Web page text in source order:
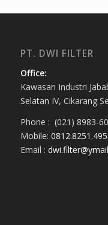
PT. DWI FILTER
Office:
Kawasan Industri
Selatan IV, Cikarang
Phone : (021) 8983-
Mobile:
Email :